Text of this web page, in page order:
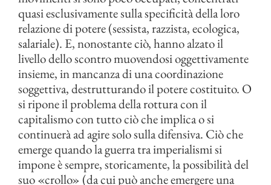
quasi esclusivamente sulla specificità della loro
relazione di potere (sessista, razzista, ecologica,
salariale). E, nonostante ciò, hanno alzato il
livello dello scontro muovendosi oggettivamente
insieme, in mancanza di una coordinazione
soggettiva, destrutturando il potere costituito. O
si ripone il problema della rottura con il
capitalismo con tutto ciò che implica o si
continuerà ad agire solo sulla difensiva. Ciò che
emerge quando la guerra tra imperialismi si
impone è sempre, storicamente, la possibilità del
suo «crollo» (da cui può anche emergere una